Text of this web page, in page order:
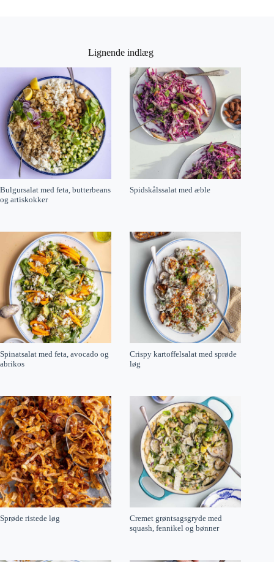
Lignende indlæg
Bulgursalat med feta, butterbeans
og artiskokker
Spidskålssalat med æble
Spinatsalat med feta, avocado og
abrikos
Crispy kartoffelsalat med sprøde
løg
Sprøde ristede løg
Cremet grøntsagsgryde med
squash, fennikel og bønner